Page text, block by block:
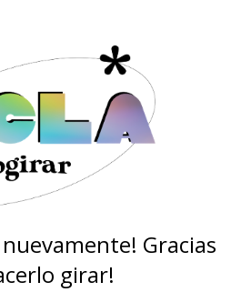
Gracias
girar!